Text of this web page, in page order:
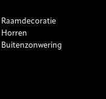
Raamdecoratie
Horren
Buitenzonwering